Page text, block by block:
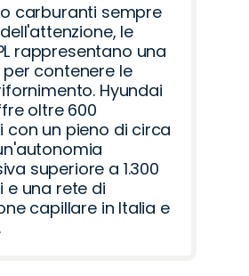
carburanti sempre
le
rappresentano una
per contenere le
Hyundai
oltre 600
con un pieno di circa
superiore a 1.300
e una rete di
capillare in Italia e